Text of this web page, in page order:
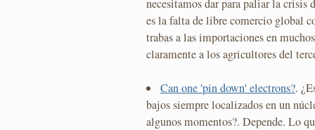
necesitamos dar para paliar la
es la falta de libre comercio global
trabas a las importaciones en
claramente a los agricultores del
Can one 'pin down' electrons?.
bajos siempre localizados en un
algunos momentos?. Depende. Lo